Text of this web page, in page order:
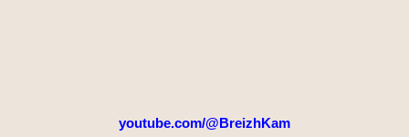
youtube.com/@BreizhKam